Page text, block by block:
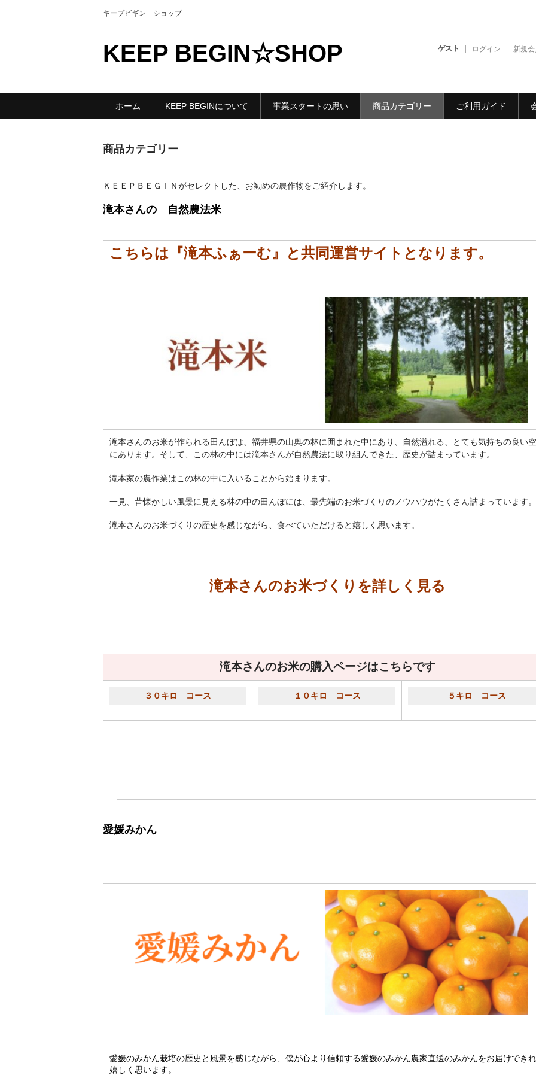
キープビギン ショップ
KEEP BEGIN☆SHOP ゲスト ログイン 新規
ホーム KEEP BEGINについて 事業スタートの思い 商品カテゴリー ご利用ガイド
商品カテゴリー
ＫＥＥＰＢＥＧＩＮがセレクトした、お勧めの農作物をご紹介します。
滝本さんの 自然農法米
こちらは『滝本ふぁーむ』と共同運営サイトとなります。
滝本さんのお米が作られる田んぼは、福井県の山奥の林に囲まれた中にあり、自然溢れる、とても気持ちの良い
にあります。そして、この林の中には滝本さんが自然農法に取り組んできた、歴史が詰まっています。
滝本家の農作業はこの林の中に入いることから始まります。
一見、昔懐かしい風景に見える林の中の田んぼには、最先端のお米づくりのノウハウがたくさん詰まっています。
滝本さんのお米づくりの歴史を感じながら、食べていただけると嬉しく思います。
滝本さんのお米づくりを詳しく見る
滝本さんのお米の購入ページはこちらです
３０キロ コース １０キロ コース ５キロ コース
愛媛みかん
愛媛のみかん栽培の歴史と風景を感じながら、僕が心より信頼する愛媛のみかん農家直送のみかんをお届けでき
嬉しく思います。